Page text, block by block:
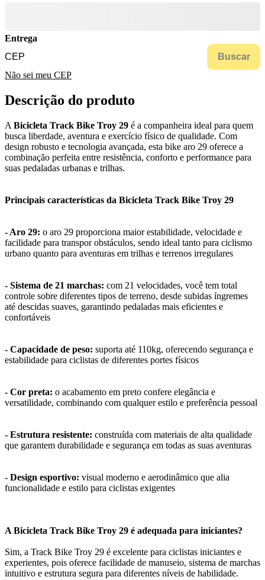
Entrega
Buscar
Não sei meu CEP
Descrição do produto
A Bicicleta Track Bike Troy 29 é a companheira ideal para quem
busca liberdade, aventura e exercício físico de qualidade. Com
design robusto e tecnologia avançada, esta bike aro 29 oferece a
combinação perfeita entre resistência, conforto e performance para
suas pedaladas urbanas e trilhas.
Principais características da Bicicleta Track Bike Troy 29
- Aro 29: o aro 29 proporciona maior estabilidade, velocidade e
facilidade para transpor obstáculos, sendo ideal tanto para ciclismo
urbano quanto para aventuras em trilhas e terrenos irregulares
- Sistema de 21 marchas: com 21 velocidades, você tem total
controle sobre diferentes tipos de terreno, desde subidas íngremes
até descidas suaves, garantindo pedaladas mais eficientes e
confortáveis
- Capacidade de peso: suporta até 110kg, oferecendo segurança e
estabilidade para ciclistas de diferentes portes físicos
- Cor preta: o acabamento em preto confere elegância e
versatilidade, combinando com qualquer estilo e preferência pessoal
- Estrutura resistente: construída com materiais de alta qualidade
que garantem durabilidade e segurança em todas as suas aventuras
- Design esportivo: visual moderno e aerodinâmico que alia
funcionalidade e estilo para ciclistas exigentes
A Bicicleta Track Bike Troy 29 é adequada para iniciantes?
Sim, a Track Bike Troy 29 é excelente para ciclistas iniciantes e
experientes, pois oferece facilidade de manuseio, sistema de marchas
intuitivo e estrutura segura para diferentes níveis de habilidade.